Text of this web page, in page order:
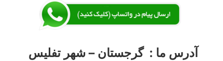
آدرس ما : گرجستان – شهر تفلیس